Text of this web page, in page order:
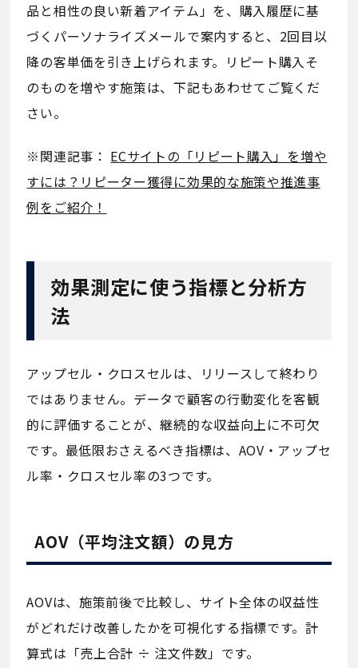
品と相性の良い新着アイテム」を、購入履歴に基
づくパーソナライズメールで案内すると、2回目以
降の客単価を引き上げられます。リピート購入そ
のものを増やす施策は、下記もあわせてご覧くだ
さい。
※関連記事： ECサイトの「リピート購入」を増や
すには？リピーター獲得に効果的な施策や推進事
例をご紹介！
効果測定に使う指標と分析方
法
アップセル・クロスセルは、リリースして終わり
ではありません。データで顧客の行動変化を客観
的に評価することが、継続的な収益向上に不可欠
です。最低限おさえるべき指標は、AOV・アップセ
ル率・クロスセル率の3つです。
AOV（平均注文額）の見方
AOVは、施策前後で比較し、サイト全体の収益性
がどれだけ改善したかを可視化する指標です。計
算式は「売上合計 ÷ 注文件数」です。